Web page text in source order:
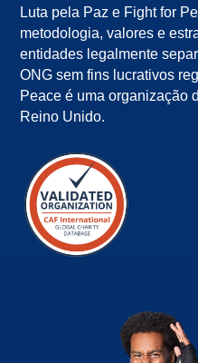
Luta pela Paz e Fight for
metodologia, valores e
entidades legalmente
ONG sem fins lucrativos
Peace é uma organização
Reino Unido.